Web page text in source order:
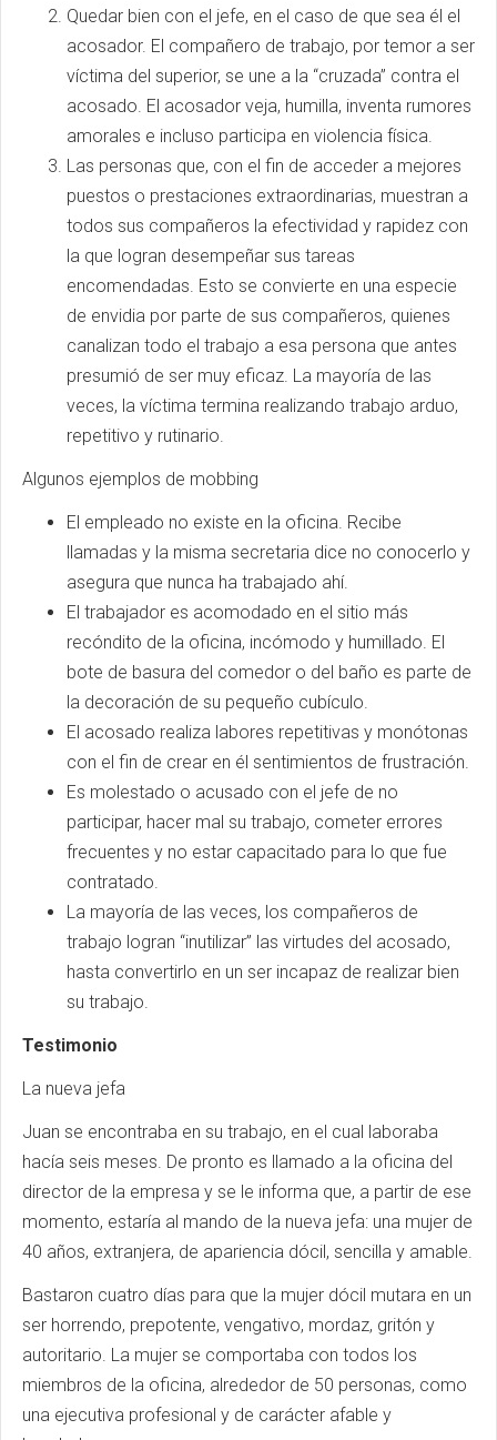
Quedar bien con el jefe, en el caso de que sea él el
acosador. El compañero de trabajo, por temor a ser
víctima del superior, se une a la “cruzada” contra el
acosado. El acosador veja, humilla, inventa rumores
amorales e incluso participa en violencia física.
Las personas que, con el fin de acceder a mejores
puestos o prestaciones extraordinarias, muestran a
todos sus compañeros la efectividad y rapidez con
la que logran desempeñar sus tareas
encomendadas. Esto se convierte en una especie
de envidia por parte de sus compañeros, quienes
canalizan todo el trabajo a esa persona que antes
presumió de ser muy eficaz. La mayoría de las
veces, la víctima termina realizando trabajo arduo,
repetitivo y rutinario.
Algunos ejemplos de mobbing
El empleado no existe en la oficina. Recibe
llamadas y la misma secretaria dice no conocerlo y
asegura que nunca ha trabajado ahí.
El trabajador es acomodado en el sitio más
recóndito de la oficina, incómodo y humillado. El
bote de basura del comedor o del baño es parte de
la decoración de su pequeño cubículo.
El acosado realiza labores repetitivas y monótonas
con el fin de crear en él sentimientos de frustración.
Es molestado o acusado con el jefe de no
participar, hacer mal su trabajo, cometer errores
frecuentes y no estar capacitado para lo que fue
contratado.
La mayoría de las veces, los compañeros de
trabajo logran “inutilizar” las virtudes del acosado,
hasta convertirlo en un ser incapaz de realizar bien
su trabajo.
Testimonio
La nueva jefa
Juan se encontraba en su trabajo, en el cual laboraba
hacía seis meses. De pronto es llamado a la oficina del
director de la empresa y se le informa que, a partir de ese
momento, estaría al mando de la nueva jefa: una mujer de
40 años, extranjera, de apariencia dócil, sencilla y amable.
Bastaron cuatro días para que la mujer dócil mutara en un
ser horrendo, prepotente, vengativo, mordaz, gritón y
autoritario. La mujer se comportaba con todos los
miembros de la oficina, alrededor de 50 personas, como
una ejecutiva profesional y de carácter afable y